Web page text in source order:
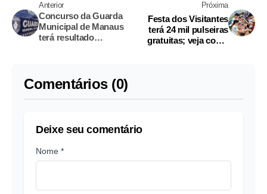
Anterior
Concurso da Guarda
Municipal de Manaus
terá resultado
Próxima
Festa dos Visitantes
terá 24 mil pulseiras
gratuitas; veja como
Comentários (0)
Deixe seu comentário
Nome *